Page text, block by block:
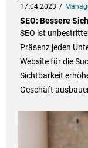
17.04.2023
SEO: Bessere
SEO ist
Präsenz jeden
Website für die
Sichtbarkeit
Geschäft